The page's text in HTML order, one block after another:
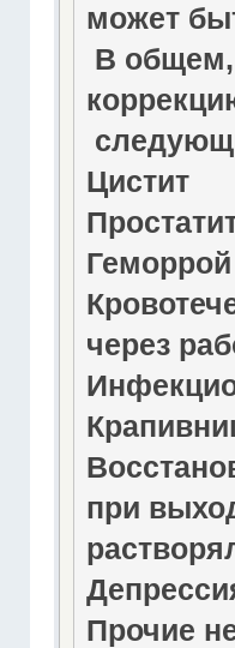
может
В общем,
Цистит
Геморрой
через
при
Прочие